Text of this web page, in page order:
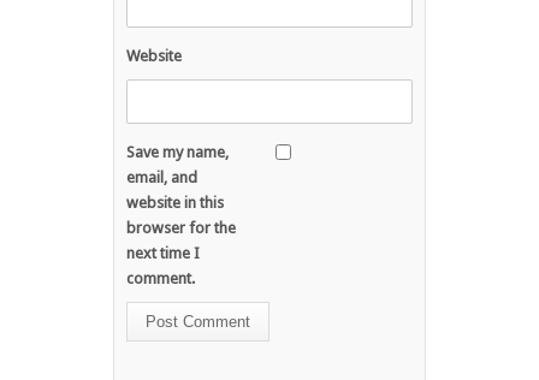
Website
Save my name,
email, and
website in this
browser for the
next time I
comment.